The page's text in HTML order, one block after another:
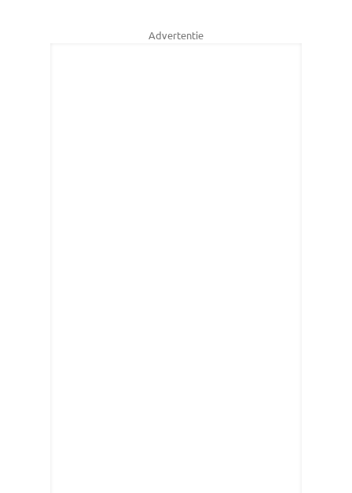
Advertentie